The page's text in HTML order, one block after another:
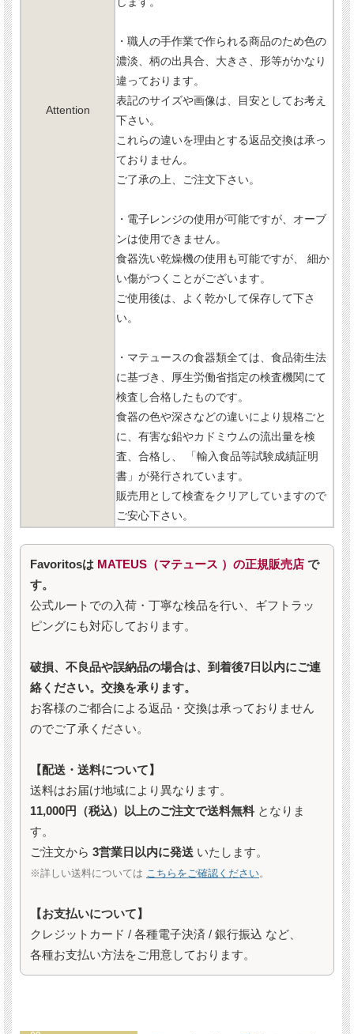
Attention
・職人の手作業で作られる商品のため色の
濃淡、柄の出具合、大きさ、形等がかなり
違っております。
表記のサイズや画像は、目安としてお考え
下さい。
これらの違いを理由とする返品交換は承っ
ておりません。
ご了承の上、ご注文下さい。
・電子レンジの使用が可能ですが、オーブ
ンは使用できません。
食器洗い乾燥機の使用も可能ですが、 細か
い傷がつくことがございます。
ご使用後は、よく乾かして保存して下さ
い。
・マテュースの食器類全ては、食品衛生法
に基づき、厚生労働省指定の検査機関にて
検査し合格したものです。
食器の色や深さなどの違いにより規格ごと
に、有害な鉛やカドミウムの流出量を検
査、合格し、 「輸入食品等試験成績証明
書」が発行されています。
販売用として検査をクリアしていますので
ご安心下さい。
Favoritosは MATEUS（マテュース ）の正規販売店 で
す。
公式ルートでの入荷・丁寧な検品を行い、ギフトラッ
ピングにも対応しております。
破損、不良品や誤納品の場合は、到着後7日以内にご連
絡ください。交換を承ります。
お客様のご都合による返品・交換は承っておりません
のでご了承ください。
【配送・送料について】
送料はお届け地域により異なります。
11,000円（税込）以上のご注文で送料無料 となりま
す。
ご注文から 3営業日以内に発送 いたします。
※詳しい送料については こちらをご確認ください。
【お支払いについて】
クレジットカード / 各種電子決済 / 銀行振込 など、
各種お支払い方法をご用意しております。